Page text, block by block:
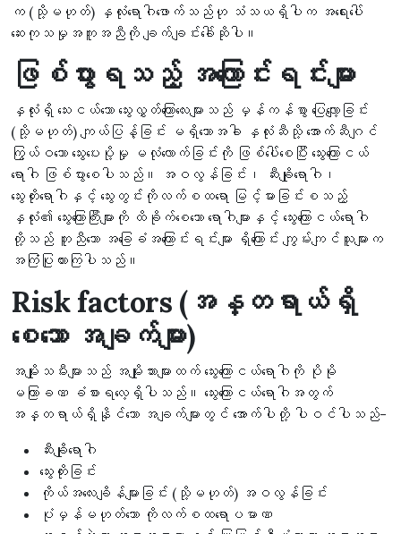
က (သို့မဟုတ်) နှလုံးရောဂါဖောက်သည်ဟု သံသယရှိပါက အရေးပေါ်
ဆေးကုသမှုအကူအညီကို ချက်ချင်းခေါ်ဆိုပါ။
ဖြစ်ပွားရသည့် အကြောင်းရင်းများ
နှလုံးရှိ သေးငယ်သော သွေးလွှတ်ကြောလေးများသည် မှန်ကန်စွာ ပြေလျော့ခြင်း
(သို့မဟုတ်) ကျယ်ပြန့်ခြင်း မရှိသောအခါ နှလုံးဆီသို့ အောက်ဆီဂျင်
ကြွယ်ဝသော သွေးပေးပို့မှု မလုံလောက်ခြင်းကို ဖြစ်ပေါ်စေပြီး သွေးကြောငယ်
ရောဂါ ဖြစ်ပွားစေပါသည်။ အဝလွန်ခြင်း၊ ဆီးချိုရောဂါ၊
သွေးတိုးရောဂါနှင့် သွေးတွင်းကိုလက်စထရော မြင့်မားခြင်းစသည့်
နှလုံး၏ သွေးကြောကြီးများကို ထိခိုက်စေသော ရောဂါများနှင့် သွေးကြောငယ်ရောဂါ
တို့သည် တူညီသော အခြေခံအကြောင်းရင်းများ ရှိကြောင်း ကျွမ်းကျင်သူများက
အကြံပြုထားကြပါသည်။
Risk factors (အန္တရာယ်ရှိ
စေသော အချက်များ)
အမျိုးသမီးများသည် အမျိုးသားများထက် သွေးကြောငယ်ရောဂါကို ပိုမို
မကြာခဏ ခံစားရလေ့ရှိပါသည်။ သွေးကြောငယ်ရောဂါအတွက်
အန္တရာယ်ရှိနိုင်သော အချက်များတွင် အောက်ပါတို့ ပါဝင်ပါသည်-
ဆီးချိုရောဂါ
သွေးတိုးခြင်း
ကိုယ်အလေးချိန်များခြင်း (သို့မဟုတ်) အဝလွန်ခြင်း
ပုံမှန်မဟုတ်သော ကိုလက်စထရောပမာဏ